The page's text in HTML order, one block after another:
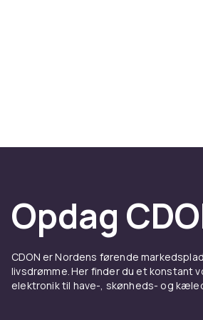
Opdag
CDON er Nordens førende
livsdrømme. Her finder du et konstant
elektronik til have-, skønheds- og